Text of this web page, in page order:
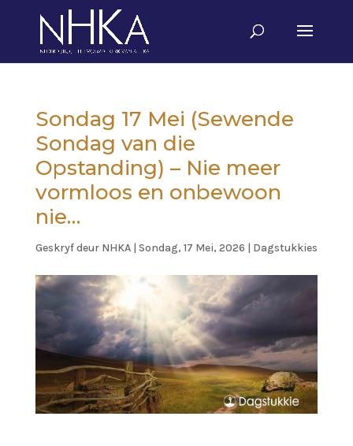
Sondag 17 Mei (Sewende
Sondag van die
Opstanding) – Nie meer
vormloos en onbewoon
nie…
Geskryf deur NHKA| Sondag, 17 Mei, 2026 | Dagstukkies